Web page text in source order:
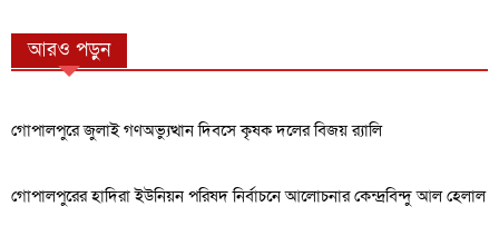
আরও পড়ুন
গোপালপুরে জুলাই গণঅভ্যুত্থান দিবসে কৃষক দলের বিজয় র‍্যালি
গোপালপুরের হাদিরা ইউনিয়ন পরিষদ নির্বাচনে আলোচনার কেন্দ্রবিন্দু আল হেলাল